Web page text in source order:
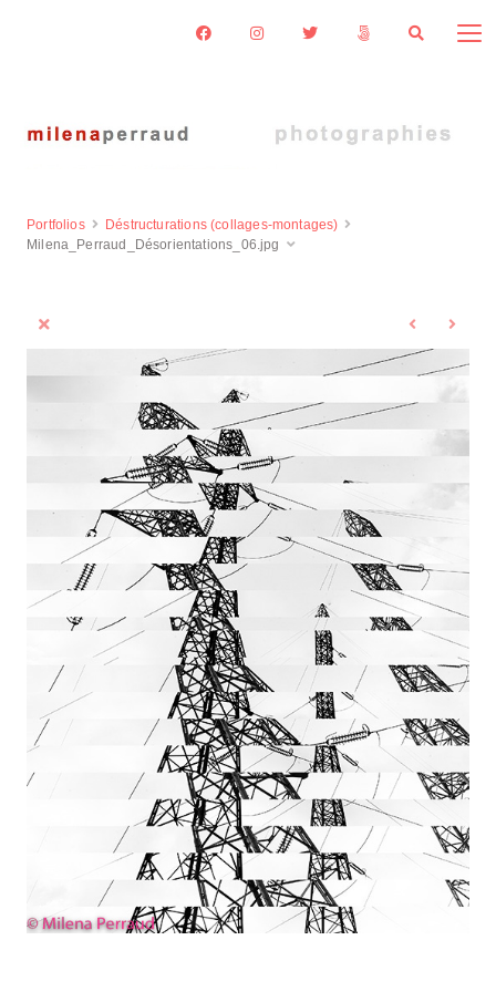
Portfolios
Déstructurations (collages-montages)
Milena_Perraud_Désorientations_06.jpg